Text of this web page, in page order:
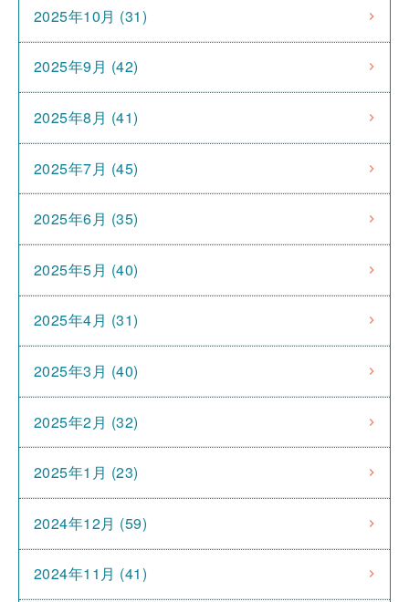
2025年10月 (31)
2025年9月 (42)
2025年8月 (41)
2025年7月 (45)
2025年6月 (35)
2025年5月 (40)
2025年4月 (31)
2025年3月 (40)
2025年2月 (32)
2025年1月 (23)
2024年12月 (59)
2024年11月 (41)